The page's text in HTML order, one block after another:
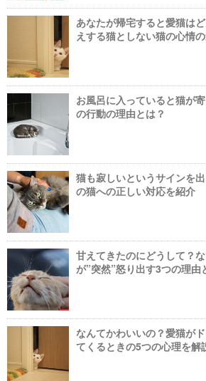
あなたが帰宅すると愛猫は
えする猫としない猫の心情
お風呂に入っていると猫が
の行動の理由とは？
猫も寂しいというサインを
の猫への正しい対応を紹介
甘えてきたのにどうして？
が”突然”怒り出す3つの理由
なんてかわいいの？愛猫が
てくるときの5つの心理を解